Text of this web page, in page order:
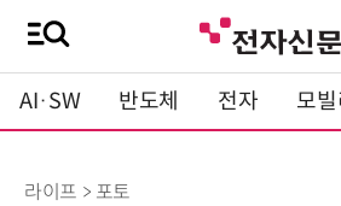
AI·SW 반도체 전자 모빌
라이프 > 포토